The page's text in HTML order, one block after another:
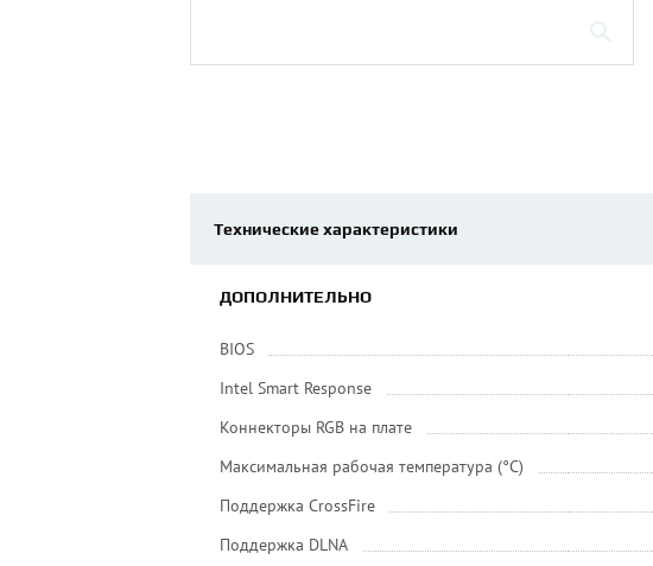
Технические характеристики
ДОПОЛНИТЕЛЬНО
BIOS
Intel Smart Response
Коннекторы RGB на плате
Максимальная рабочая температура (°C)
Поддержка CrossFire
Поддержка DLNA